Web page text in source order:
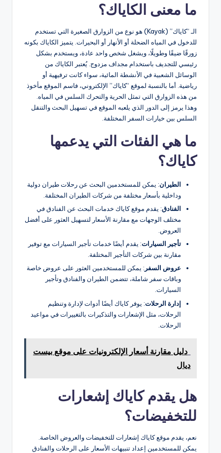
ما معنى الكاياك؟
الـ “كاياك” (Kayak) هو نوع من الزوارق الصغيرة التي تستخدم
للدخول في المياه الضحلة أو الأنهار أو البحيرات. يتميز الكاياك بكونه
زورقًا ضيقًا وطويلًا، ويشغل شخص واحد عادة، ويستخدم بشكل
رئيسي للتجديف باستخدام مجداف مزدوج. يُعتبر الكاياك من
الوسائل الشعبية في الأنشطة المائية، سواء كانت ترفيهية أو
رياضية. أما بالنسبة لموقع “كاياك” الإلكتروني، فاسم الموقع مأخوذ
من هذه الزوارق التي تمثل الحرية والتحرك السلس في المياه.
وهذا يرمز إلى الدور الذي يلعبه الموقع في تسهيل البحث والتنقل
السلس بين خيارات السفر المختلفة.
ما هي الفئات التي يدعمها
كاياك؟
الطيران: يمكن للمستخدمين البحث عن رحلات طيران دولية
وداخلية بأسعار مختلفة من شركات الطيران المختلفة.
الفنادق: يقدم موقع كاياك خدمات البحث عن الفنادق في
مختلف الوجهات مع مقارنة الأسعار لتسهيل العثور على أفضل
العروض.
تأجير السيارات: يقدم أيضًا خدمات تأجير السيارات مع توفير
مقارنة بين شركات التأجير المختلفة.
عروض السفر : يمكن للمستخدمين العثور على عروض خاصة
وباقات سفر شاملة، تتضمن الطيران والفنادق وتأجير
السيارات.
إدارة الرحلات: يوفر كاياك أيضًا أدوات لإدارة وتنظيم
الرحلات، مثل الإشعارات والتذكيرات بالتغييرات في مواعيد
الرحلات.
دليل مقارنة أسعار الإلكترونيات على موقع بيست
ديال
هل يقدم كاياك إشعارات
للتخفيضات؟
نعم، يقدم موقع كاياك إشعارات للتخفيضات والعروض الخاصة.
يمكن للمستخدمين إعداد تنبيهات الأسعار على الرحلات والفنادق